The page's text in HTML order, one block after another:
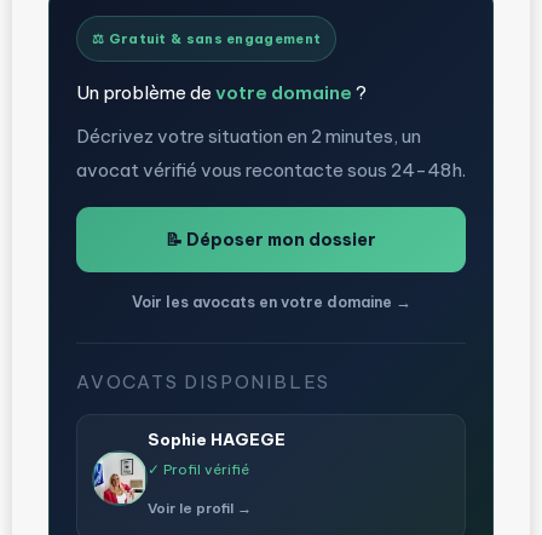
⚖️ Gratuit & sans engagement
Un problème de votre domaine ?
Décrivez votre situation en 2 minutes, un
avocat vérifié vous recontacte sous 24-48h.
📝 Déposer mon dossier
Voir les avocats en votre domaine →
AVOCATS DISPONIBLES
Sophie HAGEGE
✓ Profil vérifié
Voir le profil →